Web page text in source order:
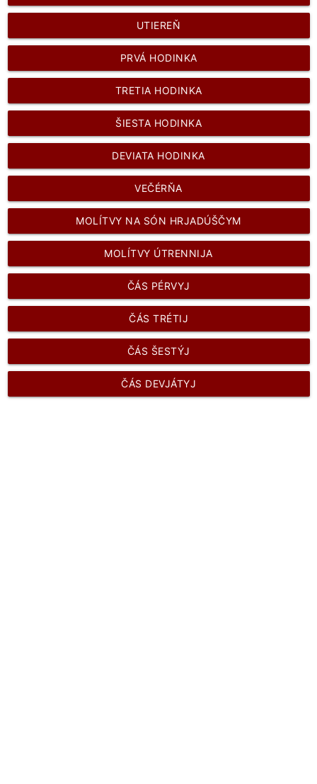
UTIEREŇ
PRVÁ HODINKA
TRETIA HODINKA
ŠIESTA HODINKA
DEVIATA HODINKA
VEČÉRŇA
MOLÍTVY NA SÓN HRJADÚŠČYM
MOLÍTVY ÚTRENNIJA
ČÁS PÉRVYJ
ČÁS TRÉTIJ
ČÁS ŠESTÝJ
ČÁS DEVJÁTYJ